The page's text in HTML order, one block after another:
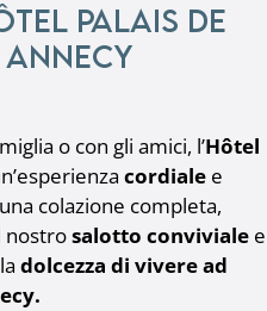
Palais de
o con gli amici, l’Hôtel
cordiale e
colazione completa,
nostrosalotto conviviale e
dolcezza di vivere ad